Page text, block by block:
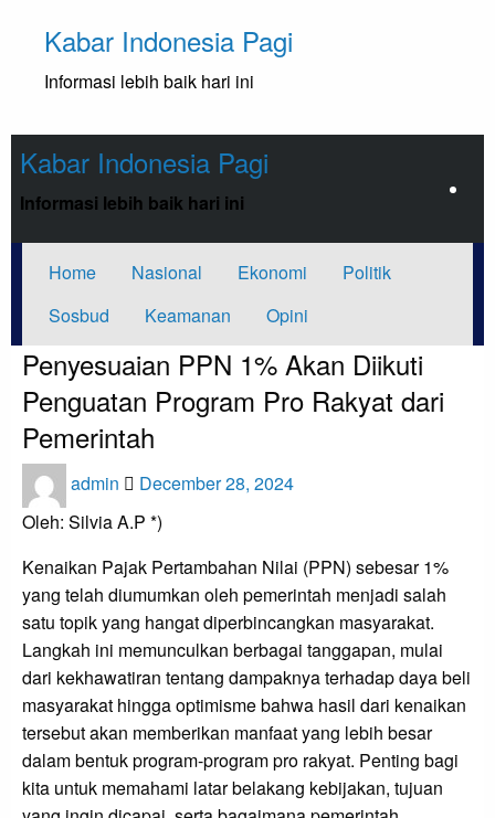
Kabar Indonesia Pagi
Informasi lebih baik hari ini
Kabar Indonesia Pagi
Informasi lebih baik hari ini
Home Nasional Ekonomi
Politik
Sosbud
Keamanan Opini
Penyesuaian PPN 1% Akan Diikuti
Penguatan Program Pro Rakyat dari
Pemerintah
admin
Posted
December 28, 2024
Oleh: Silvia A.P *)
Kenaikan Pajak Pertambahan Nilai (PPN) sebesar 1%
yang telah diumumkan oleh pemerintah menjadi salah
satu topik yang hangat diperbincangkan masyarakat.
Langkah ini memunculkan berbagai tanggapan, mulai
dari kekhawatiran tentang dampaknya terhadap daya beli
masyarakat hingga optimisme bahwa hasil dari kenaikan
tersebut akan memberikan manfaat yang lebih besar
dalam bentuk program-program pro rakyat. Penting bagi
kita untuk memahami latar belakang kebijakan, tujuan